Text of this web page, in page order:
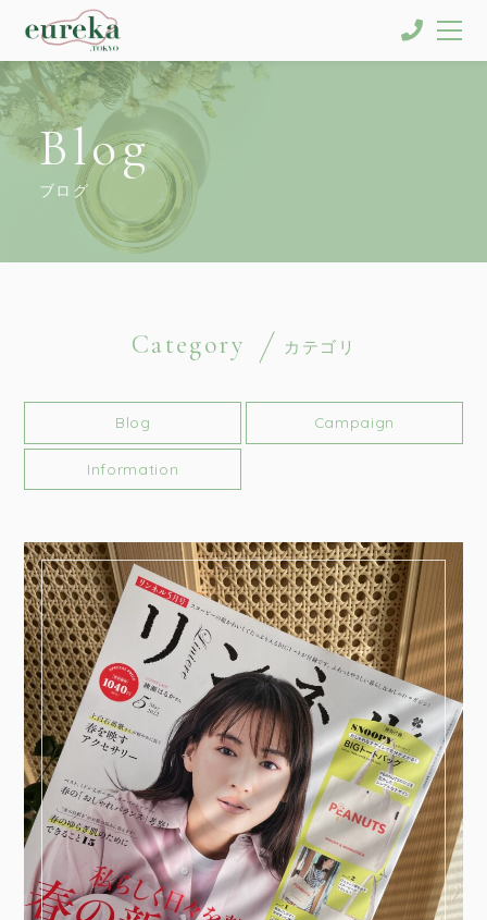
Blog
ブログ
Category カテゴリ
Blog Campaign
Information